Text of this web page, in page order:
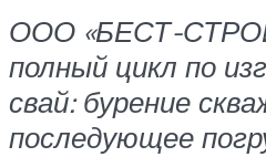
ООО «БЕСТ-
полный цикл по
свай: бурение
последующее